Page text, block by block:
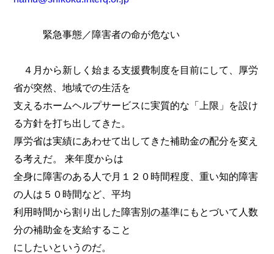
緊急事態／障害者の命が危ない
４月から新しく始まる支援費制度を目前にして、厚労
省が突然、地域での生活を
支えるホームヘルプサービスに実質的な「上限」を設け
る方針を打ち出してきた。
厚労省は実績にあわせて出してきた補助金の配分を変え
る考えだ。 来年度からは
全身に障害のある人で月１２０時間程度、重い知的障害
の人は５０時間など、平均
利用時間から割り出した障害別の基準にもとづいて人数
分の補助金を支給すること
にしたいというのだ。